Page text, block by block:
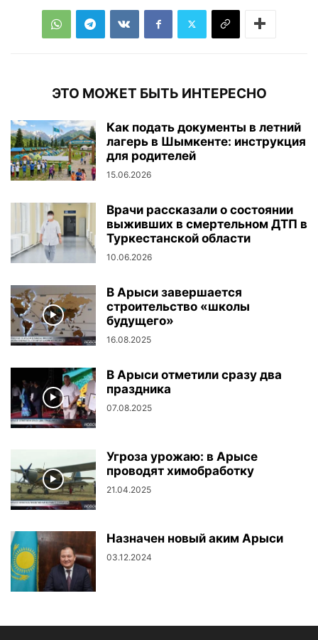
ЭТО МОЖЕТ БЫТЬ ИНТЕРЕСНО
Как подать документы в летний
лагерь в Шымкенте: инструкция
для родителей
15.06.2026
Врачи рассказали о состоянии
выживших в смертельном ДТП в
Туркестанской области
10.06.2026
В Арыси завершается
строительство «школы
будущего»
16.08.2025
В Арыси отметили сразу два
праздника
07.08.2025
Угроза урожаю: в Арысе
проводят химобработку
21.04.2025
Назначен новый аким Арыси
03.12.2024